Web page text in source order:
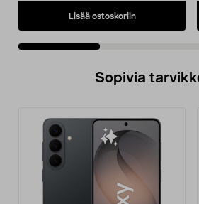
Lisää ostoskoriin
Sopivia